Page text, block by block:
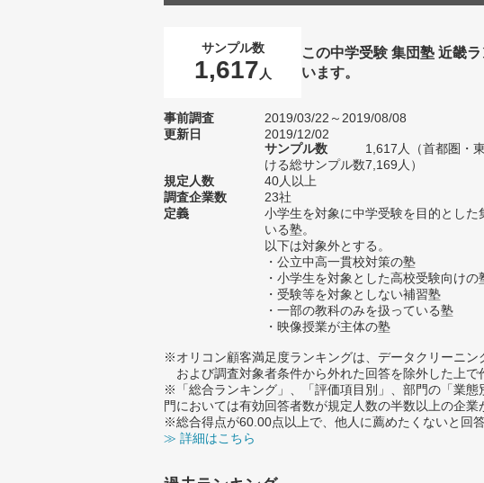
サンプル数
1,617 人
この中学受験 集団塾 近畿
います。
事前調査
2019/03/22～2019/08/08
更新日
2019/12/02
サンプル数
1,617人（首都圏・
ける総サンプル数7,169人）
規定人数
40人以上
調査企業数
23社
定義
小学生を対象に中学受験を目的とした
いる塾。
以下は対象外とする。
・公立中高一貫校対策の塾
・小学生を対象とした高校受験向けの
・受験等を対象としない補習塾
・一部の教科のみを扱っている塾
・映像授業が主体の塾
※オリコン顧客満足度ランキングは、データクリーニン
および調査対象者条件から外れた回答を除外した上で
※「総合ランキング」、「評価項目別」、部門の「業
門においては有効回答者数が規定人数の半数以上の企業
※総合得点が60.00点以上で、他人に薦めたくないと回
≫ 詳細はこちら